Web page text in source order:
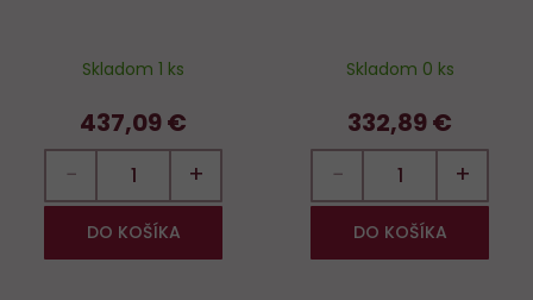
Skladom 1 ks
437,09 €
− +
DO KOŠÍKA
Skladom 0 ks
332,89 €
− +
DO KOŠÍKA